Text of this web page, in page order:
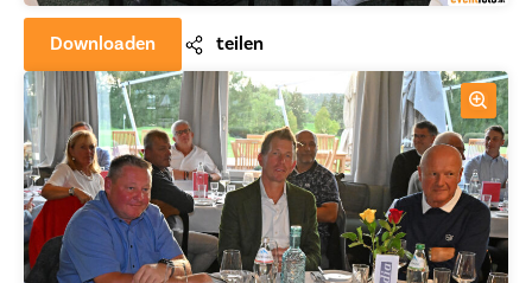
Downloaden teilen